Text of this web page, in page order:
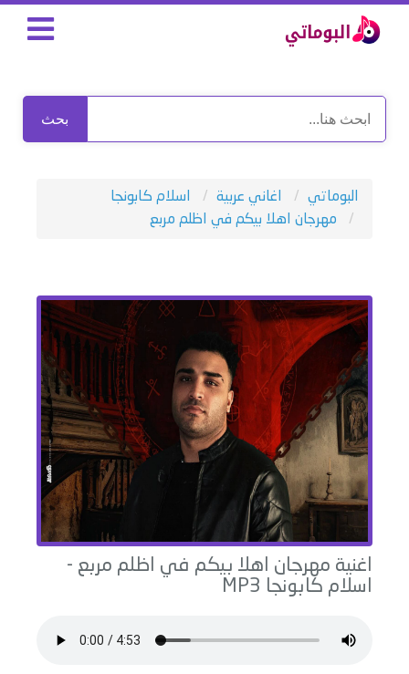
بحث
البوماتي اغاني عربية
اسلام كابونجا
مهرجان اهلا بيكم في اظلم مربع
اغنية مهرجان اهلا بيكم في اظلم مربع -
اسلام كابونجا